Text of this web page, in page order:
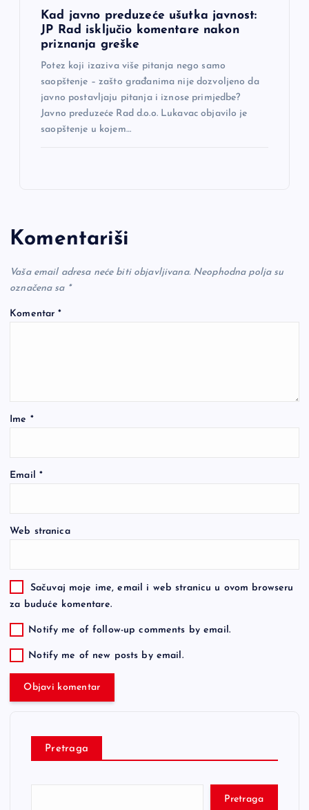
Kad javno preduzeće ušutka javnost:
JP Rad isključio komentare nakon
priznanja greške
Potez koji izaziva više pitanja nego samo
saopštenje – zašto građanima nije dozvoljeno da
javno postavljaju pitanja i iznose primjedbe?
Javno preduzeće Rad d.o.o. Lukavac objavilo je
saopštenje u kojem…
Komentariši
Vaša email adresa neće biti objavljivana. Neophodna polja su
označena sa *
Komentar*
Ime *
Email *
Web stranica
Sačuvaj moje ime, email i web stranicu u ovom browseru
za buduće komentare.
Notify me of follow-up comments by email.
Notify me of new posts by email.
Pretraga
Pretraga